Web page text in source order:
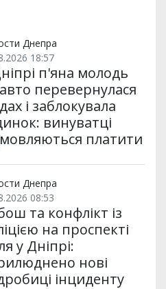
Днепра
18:57
п'яна молодь
перевернулася
і заблокувала
винуватці
платити
Днепра
08:53
та конфлікт із
на проспекті
у Дніпрі:
нові
інциденту